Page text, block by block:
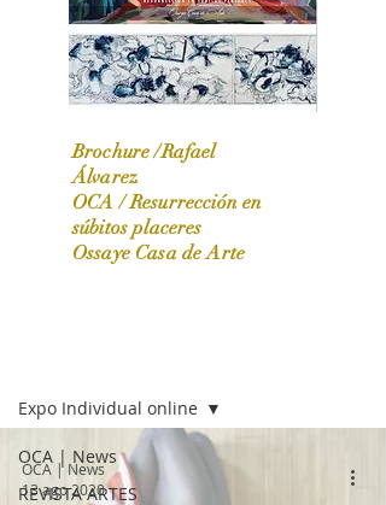
OCA|News 31 / Marzo-Abril / 2024
Brochure /Rafael
Álvarez
OCA /Resurrección en
súbitos placeres
Ossaye Casa de Arte
OCA | News
REVISTA ARTES
Expo Individual online
OCA | News
13 ago 2020